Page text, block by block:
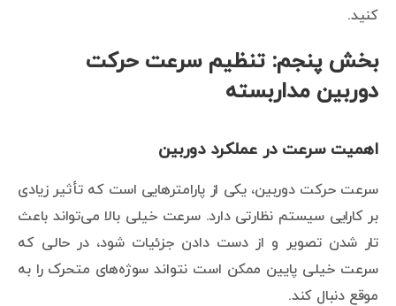
کنید.
بخش پنجم: تنظیم سرعت حرکت
دوربین مداربسته
اهمیت سرعت در عملکرد دوربین
سرعت حرکت دوربین، یکی از پارامترهایی است که تأثیر زیادی
بر کارایی سیستم نظارتی دارد. سرعت خیلی بالا می‌تواند باعث
تار شدن تصویر و از دست دادن جزئیات شود، در حالی که
سرعت خیلی پایین ممکن است نتواند سوژه‌های متحرک را به
موقع دنبال کند.